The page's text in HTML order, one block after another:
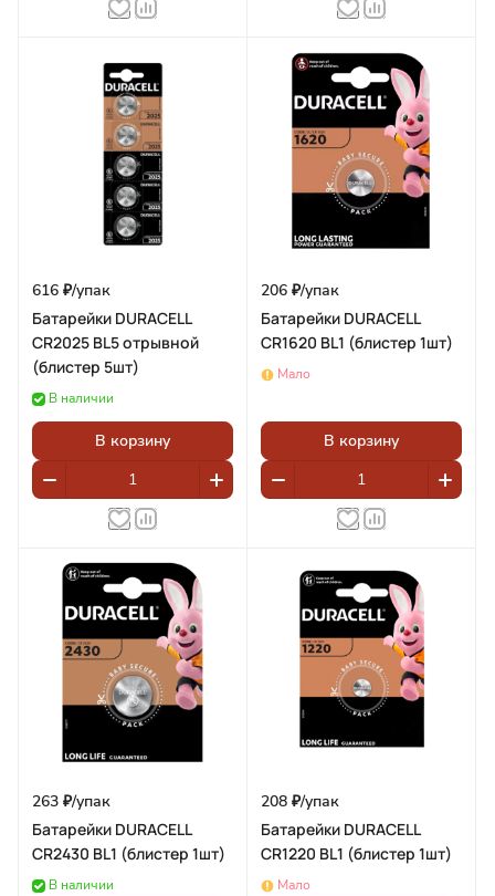
616 ₽/упак
Батарейки DURACELL
CR2025 BL5 отрывной
(блистер 5шт)
В наличии
В корзину
206 ₽/упак
Батарейки DURACELL
CR1620 BL1 (блистер 1шт)
Мало
В корзину
263 ₽/упак
Батарейки DURACELL
CR2430 BL1 (блистер 1шт)
В наличии
208 ₽/упак
Батарейки DURACELL
CR1220 BL1 (блистер 1шт)
Мало